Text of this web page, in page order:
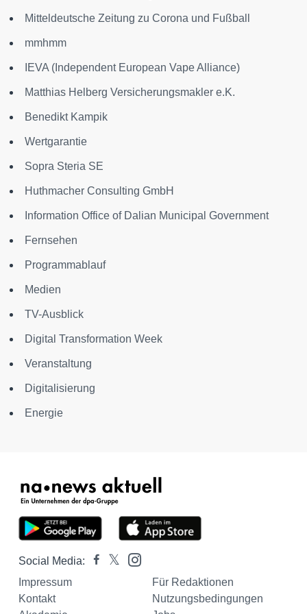
Mitteldeutsche Zeitung zu Corona und Fußball
mmhmm
IEVA (Independent European Vape Alliance)
Matthias Helberg Versicherungsmakler e.K.
Benedikt Kampik
Wertgarantie
Sopra Steria SE
Huthmacher Consulting GmbH
Information Office of Dalian Municipal Government
Fernsehen
Programmablauf
Medien
TV-Ausblick
Digital Transformation Week
Veranstaltung
Digitalisierung
Energie
Social Media:
Impressum
Für Redaktionen
Kontakt
Nutzungsbedingungen